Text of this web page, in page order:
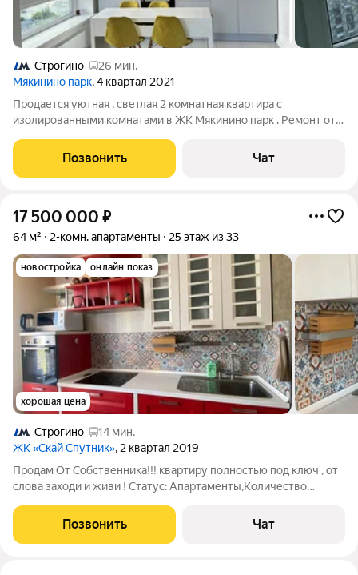
Строгино
26 мин.
Мякинино парк, 4 квартал 2021
Продается уютная , светлая 2 комнатная квартира с
изолированными комнатами в ЖК Мякинино парк . Ремонт от
кухня-гостиная 18.8 кв.м, две комнаты по 11.2 кв.м. Квартира
оборудована всей
Позвонить Чат
17 500 000 ₽
64 м² 2-комн. апартаменты 25 этаж из 33
новостройка онлайн показ
хорошая цена
Строгино
14 мин.
ЖК «Скай Спутник», 2 квартал 2019
Продам От Собственника!!! квартиру полностью под ключ , от
слова заходи и живи ! Статус: Апартаменты,Количество
площадь: 45 м,Этаж: 25 из 33,Дополнительно: Гардеробная,Тип
комнат:
Позвонить Чат